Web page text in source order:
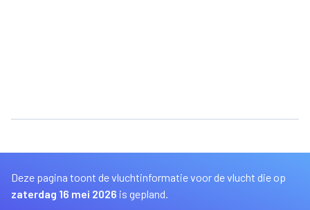
Deze pagina toont de vluchtinformatie voor de vlucht die op
zaterdag 16 mei 2026 is gepland.